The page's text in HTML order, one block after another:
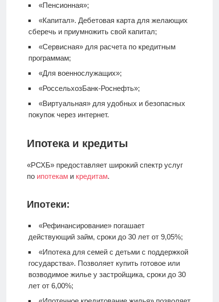
«Пенсионная»;
«Капитал». Дебетовая картадля желающих
сберечь и приумножить свой капитал;
«Сервисная» для расчета по кредитным
программам;
«Для военнослужащих»;
«РоссельхозБанк-Роснефть»;
«Виртуальная» для удобных и безопасных
покупок через интернет.
Ипотека и кредиты
«РСХБ» предоставляет широкий спектр услуг
по ипотеками кредитам.
Ипотеки:
«Рефинансирование» погашает
действующий займ, сроки до 30 лет от 9,05%;
«Ипотека для семей с детьми с поддержкой
государства». Позволяет купить готовое или
возводимое жилье у застройщика, сроки до 30
лет от 6,00%;